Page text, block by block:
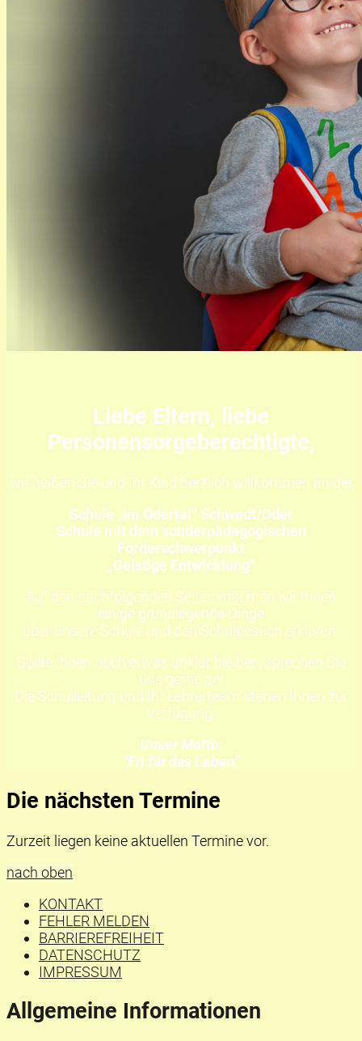
Liebe Eltern, liebe
Personensorgeberechtigte,
wir heißen Sie und Ihr Kind herzlich willkommen an der
Schule „Im Odertal“ Schwedt/Oder
Schule mit dem sonderpädagogischen
Förderschwerpunkt
„Geistige Entwicklung“
Auf den nachfolgenden Seiten möchten wir Ihnen
einige grundlegende Dinge
über unsere Schule und den Schulbesuch erklären.
Sollte Ihnen noch etwas unklar bleiben, sprechen Sie
uns gerne an!
Die Schulleitung und Ihr Lehrerteam stehen Ihnen zur
Verfügung.
Unser Motto:
"Fit für das Leben"
Die nächsten Termine
Zurzeit liegen keine aktuellen Termine vor.
nach oben
KONTAKT
FEHLER MELDEN
BARRIEREFREIHEIT
DATENSCHUTZ
IMPRESSUM
Allgemeine Informationen